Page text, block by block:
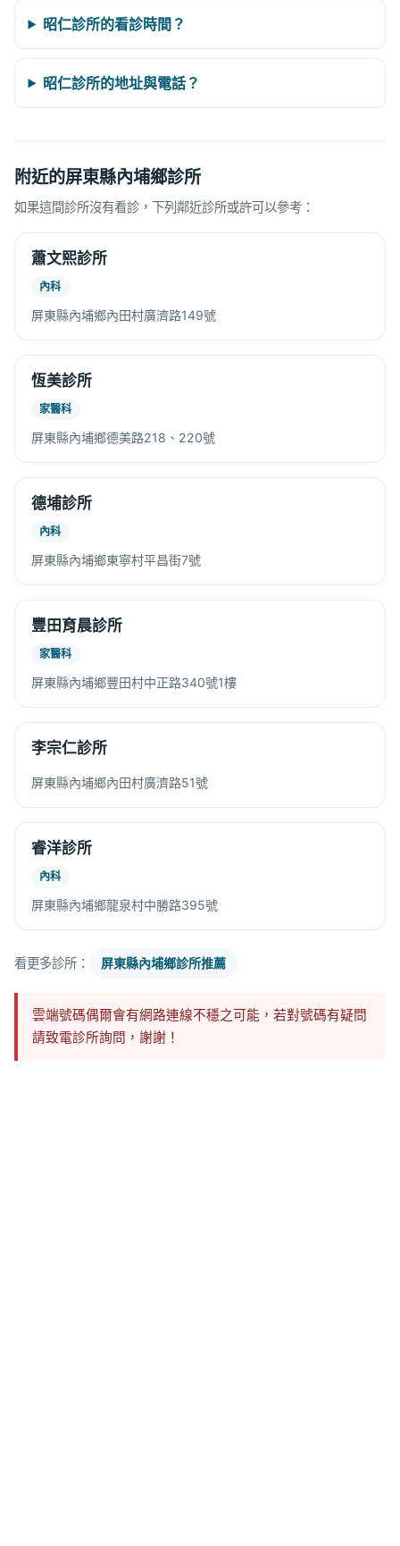
昭仁診所的看診時間？
昭仁診所的地址與電話？
附近的屏東縣內埔鄉診所
如果這間診所沒有看診，下列鄰近診所或許可以參考：
蕭文熙診所
內科
屏東縣內埔鄉內田村廣濟路149號
恆美診所
家醫科
屏東縣內埔鄉德美路218、220號
德埔診所
內科
屏東縣內埔鄉東寧村平昌街7號
豐田育晨診所
家醫科
屏東縣內埔鄉豐田村中正路340號1樓
李宗仁診所
屏東縣內埔鄉內田村廣濟路51號
睿洋診所
內科
屏東縣內埔鄉龍泉村中勝路395號
看更多診所： 屏東縣內埔鄉診所推薦
雲端號碼偶爾會有網路連線不穩之可能，若對號碼有疑問
請致電診所詢問，謝謝！